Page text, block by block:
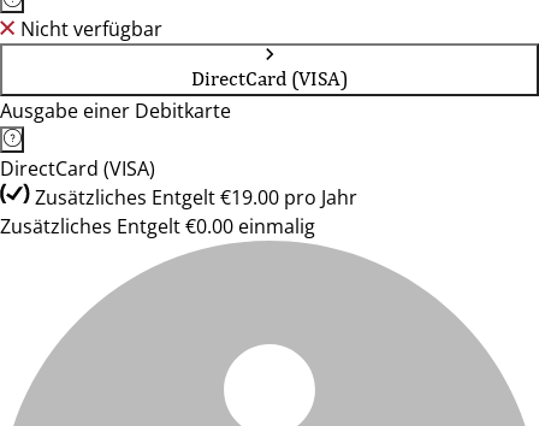
Nicht verfügbar
DirectCard (VISA)
Ausgabe einer Debitkarte
DirectCard (VISA)
Zusätzliches Entgelt €19.00 pro Jahr
Zusätzliches Entgelt €0.00 einmalig